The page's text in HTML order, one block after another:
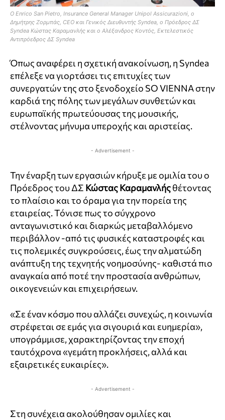
Ο Enrico San Pietro, Insurance General Manager Unipol Assicurazioni, ο
Δημήτρης Ζορμπάς, CEO και Γενικός Διευθυντής Syndea, ο Πρόεδρος ΔΣ
Syndea Κώστας Καραμανλής και ο Αλέξανδρος Κοντός, Εκτελεστικός
Αντιπρόεδρος ΔΣ Syndea
Όπως αναφέρει η σχετική ανακοίνωση, η Syndea
επέλεξε να γιορτάσει τις επιτυχίες των
συνεργατών της στο ξενοδοχείο SO VIENNA στην
καρδιά της πόλης των μεγάλων συνθετών και
ευρωπαϊκής πρωτεύουσας της μουσικής,
στέλνοντας μήνυμα υπεροχής και αριστείας.
- Advertisement -
Την έναρξη των εργασιών κήρυξε με ομιλία του ο
Πρόεδρος του ΔΣ Κώστας Καραμανλήςθέτοντας
το πλαίσιο και το όραμα για την πορεία της
εταιρείας. Τόνισε πως το σύγχρονο
ανταγωνιστικό και διαρκώς μεταβαλλόμενο
περιβάλλον -από τις φυσικές καταστροφές και
τις πολεμικές συγκρούσεις, έως την αλματώδη
ανάπτυξη της τεχνητής νοημοσύνης- καθιστά πιο
αναγκαία από ποτέ την προστασία ανθρώπων,
οικογενειών και επιχειρήσεων.
«Σε έναν κόσμο που αλλάζει συνεχώς, η κοινωνία
στρέφεται σε εμάς για σιγουριά και ευημερία»,
υπογράμμισε, χαρακτηρίζοντας την εποχή
ταυτόχρονα «γεμάτη προκλήσεις, αλλά και
εξαιρετικές ευκαιρίες».
- Advertisement -
Στη συνέχεια ακολούθησαν ομιλίες και